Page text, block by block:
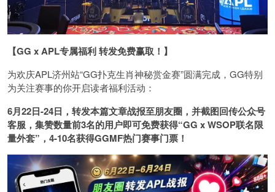
【GG x APL专属福利 转发免费赢取！】
为欢庆APL济州站“GG扑克生肖神秘赏金赛”圆满完成，GG特别
为关注赛事的你开启读者福利活动：
6月22日-24日 ，转发本篇文章战报至朋友圈，并截图回传公众号
客服，集赞数量前3名的用户即可免费获得“GG x WSOP联名限
量外套”，4-10名获得GGMF热门赛事门票！